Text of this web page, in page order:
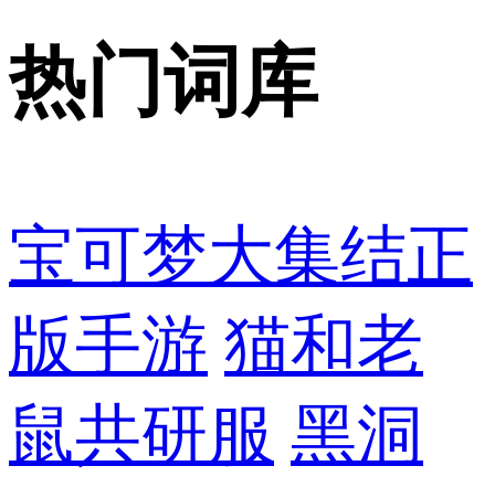
热门词库
宝可梦大集结正
版手游 猫和老
鼠共研服 黑洞